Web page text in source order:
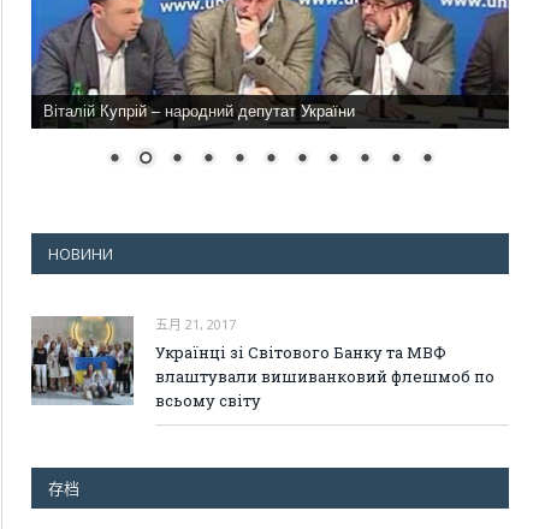
Віталій Купрій – народний депутат України
НОВИНИ
五月 21, 2017
Українці зі Світового Банку та МВФ
влаштували вишиванковий флешмоб по
всьому світу
存档